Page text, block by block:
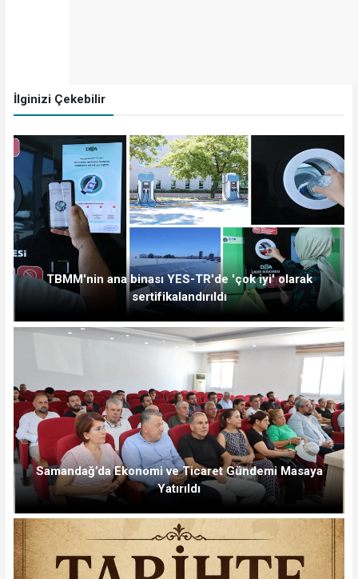
İlginizi Çekebilir
TBMM'nin ana binası YES-TR'de 'çok iyi' olarak
sertifikalandırıldı
Samandağ’da Ekonomi ve Ticaret Gündemi Masaya
Yatırıldı